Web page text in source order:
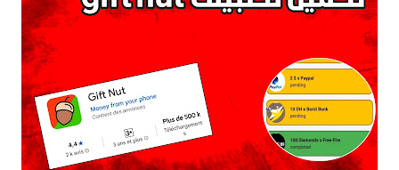
شراء الساعات الالكترونية 2026